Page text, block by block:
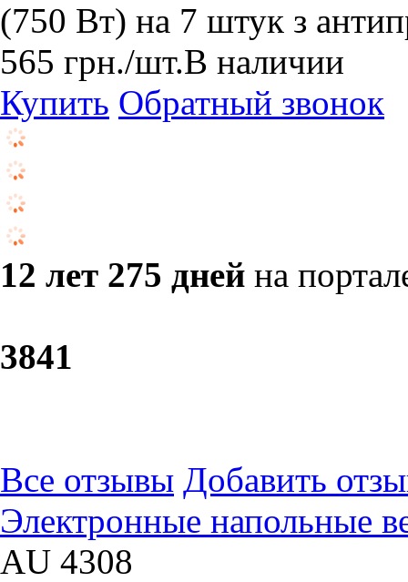
(750 Вт) на 7 штук з
565 грн./шт.В наличии
Купить Обратный звонок
12 лет 275 дней на
3841
Все отзывы Добавить
Электронные напольные
AU 4308